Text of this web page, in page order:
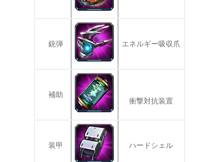
銃弾 エネルギー吸収爪
補助
衝撃対抗装置
装甲 ハードシェル